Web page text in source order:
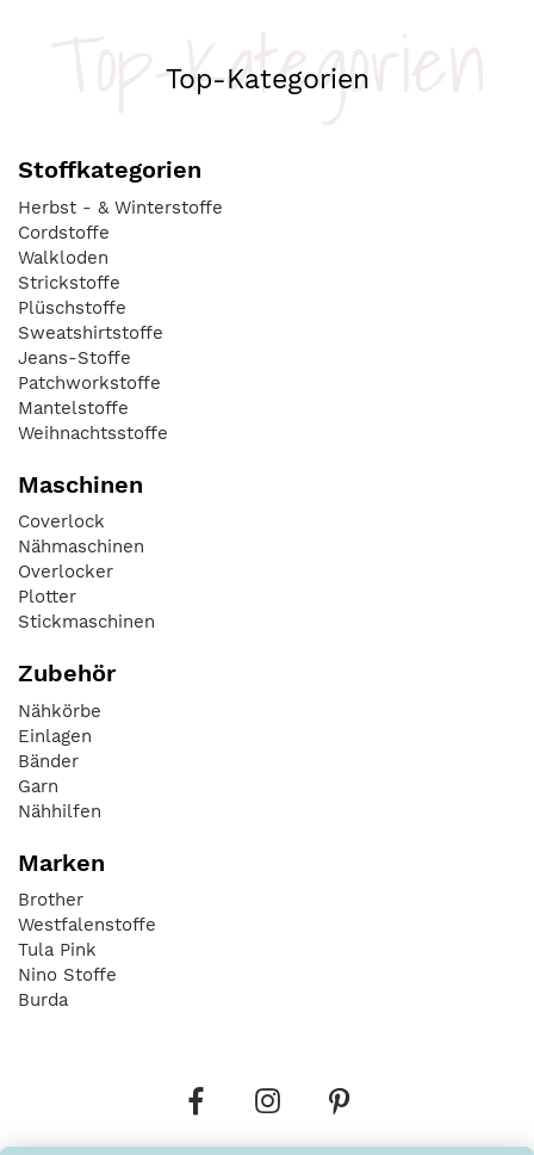
Top-Kategorien
Top-Kategorien
Stoffkategorien
Herbst - & Winterstoffe
Cordstoffe
Walkloden
Strickstoffe
Plüschstoffe
Sweatshirtstoffe
Jeans-Stoffe
Patchworkstoffe
Mantelstoffe
Weihnachtsstoffe
Maschinen
Coverlock
Nähmaschinen
Overlocker
Plotter
Stickmaschinen
Zubehör
Nähkörbe
Einlagen
Bänder
Garn
Nähhilfen
Marken
Brother
Westfalenstoffe
Tula Pink
Nino Stoffe
Burda